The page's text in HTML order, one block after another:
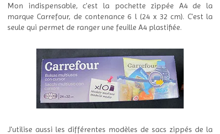
Mon indispensable, c'est la pochette zippée A4 de la
marque Carrefour, de contenance 6 l (24 x 32 cm). C'est la
seule qui permet de ranger une feuille A4 plastifiée.
J'utilise aussi les différentes modèles de sacs zippés de la